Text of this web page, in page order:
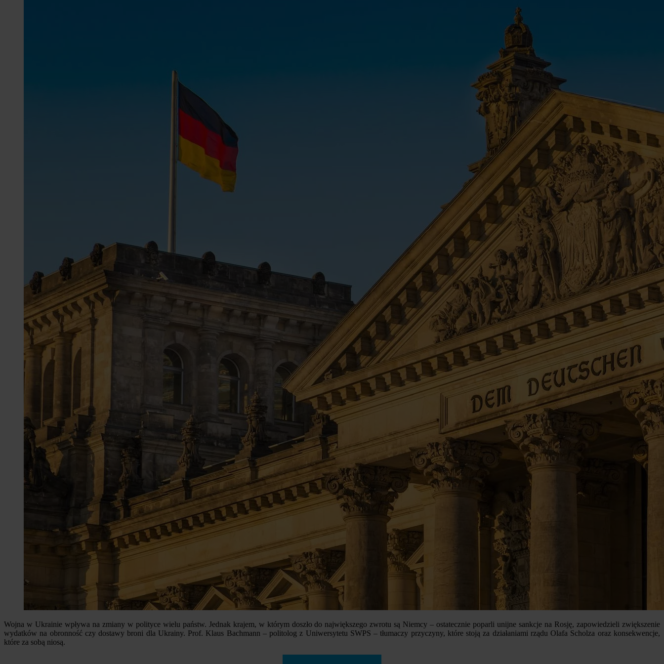
Wojna w Ukrainie wpływa na zmiany w polityce wielu państw. Jednak krajem, w którym doszło do największego zwrotu są Niemcy – ostatecznie poparli unijne sankcje na Rosję, zapowiedzieli zwiększenie
wydatków na obronność czy dostawy broni dla Ukrainy. Prof. Klaus Bachmann – politolog z Uniwersytetu SWPS – tłumaczy przyczyny, które stoją za działaniami rządu Olafa Scholza oraz konsekwencje,
które za sobą niosą.